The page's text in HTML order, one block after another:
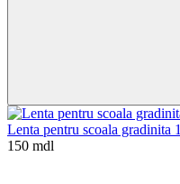
Lenta pentru scoala gradinita 1
150 mdl